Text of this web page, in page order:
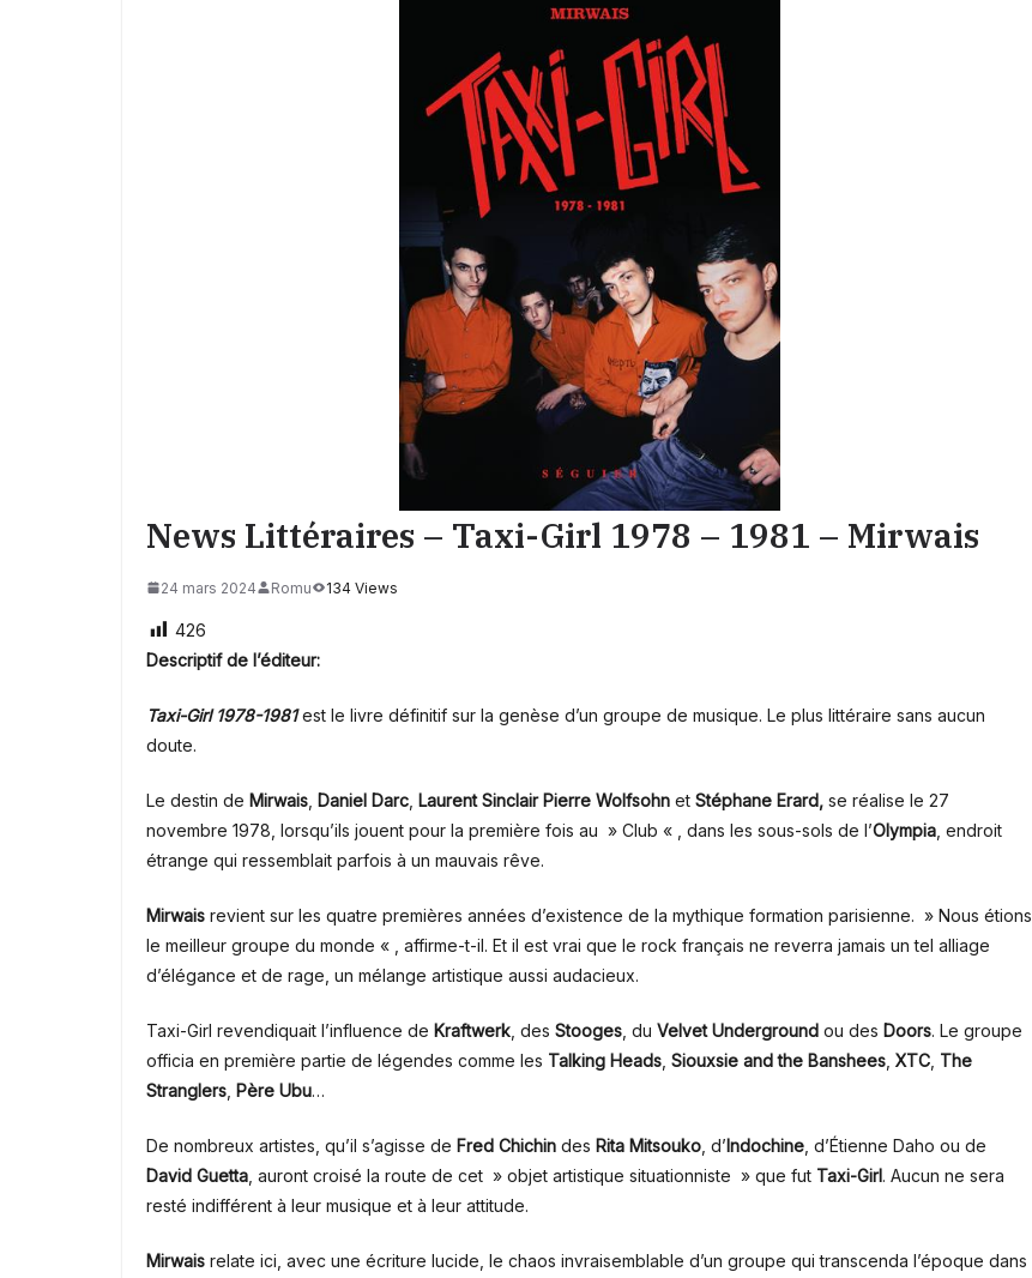
News Littéraires – Taxi-Girl 1978 – 1981 – Mirwais
24 mars 2024 Romu 134 Views
426
Descriptif de l’éditeur:
Taxi-Girl 1978-1981est le livre définitif sur la genèse d’un groupe de musique. Le plus littéraire sans aucun
doute.
Le destin de Mirwais Daniel Darc Laurent Sinclair Pierre Wolfsohn et Stéphane Erard, se réalise le 27
novembre 1978, lorsqu’ils jouent pour la première fois au » Club « , dans les sous-sols de l’Olympia , endroit
étrange qui ressemblait parfois à un mauvais rêve.
Mirwais revient sur les quatre premières années d’existence de la mythique formation parisienne. » Nous étions
le meilleur groupe du monde « , affirme-t-il. Et il est vrai que le rock français ne reverra jamais un tel alliage
d’élégance et de rage, un mélange artistique aussi audacieux.
Taxi-Girl revendiquait l’influence de Kraftwerk , des Stooges , du Velvet Underground ou des Doors. Le groupe
officia en première partie de légendes comme les Talking Heads Siouxsie and the Banshees XTC The
Stranglers Père Ubu…
De nombreux artistes, qu’il s’agisse de Fred Chichin des Rita Mitsouko , d’Indochine , d’Étienne Daho ou de
David Guetta , auront croisé la route de cet » objet artistique situationniste » que fut Taxi-Girl. Aucun ne sera
resté indifférent à leur musique et à leur attitude.
Mirwais relate ici, avec une écriture lucide, le chaos invraisemblable d’un groupe qui transcenda l’époque dans